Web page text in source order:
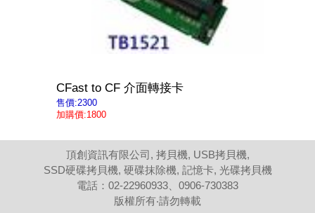
CFast to CF 介面轉接卡
售價:2300
加購價:1800
頂創資訊有限公司, 拷貝機, USB拷貝機,
SSD硬碟拷貝機, 硬碟抹除機, 記憶卡, 光碟拷貝機
電話：02-22960933、0906-730383
版權所有‧請勿轉載